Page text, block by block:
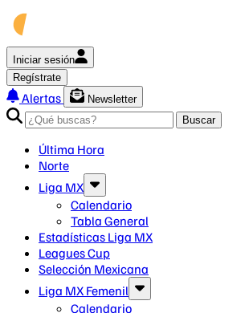
Iniciar sesión
Regístrate
Alertas
Newsletter
Buscar
Última Hora
Norte
Liga MX
Calendario
Tabla General
Estadísticas Liga MX
Leagues Cup
Selección Mexicana
Liga MX Femenil
Calendario